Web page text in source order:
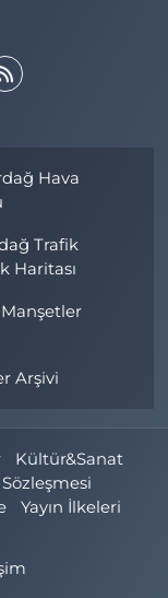
Hava
Trafik
Haritası
Arşivi
Kültür&Sanat
Yayın İlkeleri